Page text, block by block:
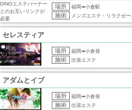
DINOエステバーナー
とのお互いリンクが
必要
場所 福岡➠小倉駅
施術 メンズエステ・リラクゼー..
セレスティア
場所 福岡➠小倉発
施術 出張エステ
アダムとイブ
場所 福岡➠小倉発
施術 出張エステ